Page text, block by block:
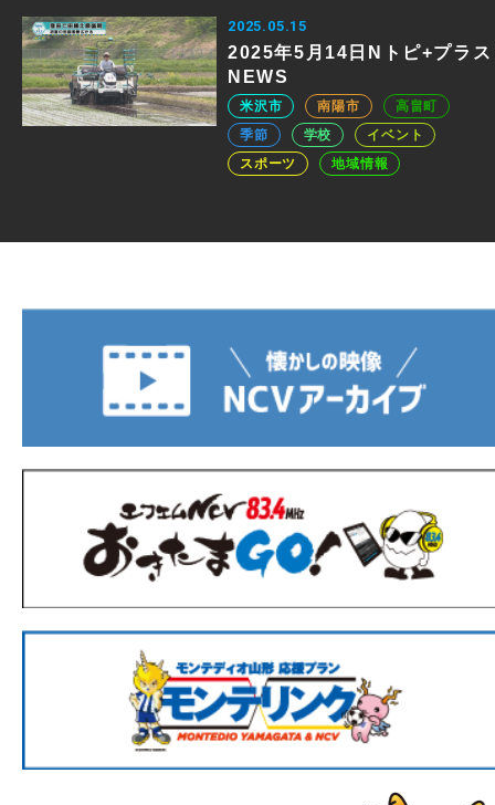
2025.05.15
2025年5月14日Nトピ+プラス
NEWS
米沢市 南陽市
高畠町
季節
学校
イベント
スポーツ
地域情報